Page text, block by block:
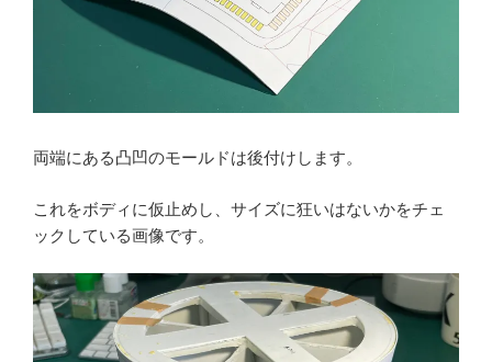
両端にある凸凹のモールドは後付けします。
これをボディに仮止めし、サイズに狂いはないかをチェ
ックしている画像です。